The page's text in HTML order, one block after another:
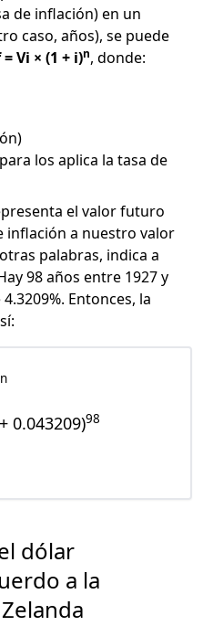
de inflación) en un
caso, años), se puede
= Vi × (1 + i)n, donde:
los aplica la tasa de
el valor futuro
inflación a nuestro valor
palabras, indica a
98 años entre 1927 y
Entonces, la
n
0.043209)98
dólar
a la